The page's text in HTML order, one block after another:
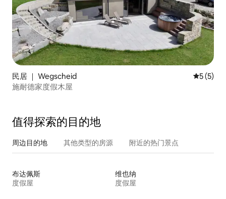
民居 ｜ Wegscheid 平均评分
5 (5)
施耐德家度假木屋
值得探索的目的地
周边目的地 其他类型的房源 附近的热门景点
布达佩斯
度假屋
维也纳
度假屋